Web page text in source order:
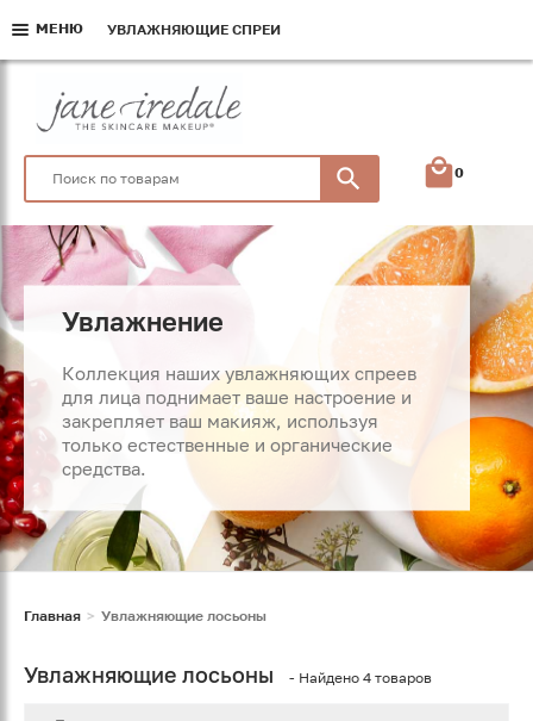
0
Увлажнение
Коллекция наших увлажняющих спреев
для лица поднимает ваше настроение и
закрепляет ваш макияж, используя
только естественные и органические
средства.
Главная Увлажняющие лосьоны
Увлажняющие лосьоны - Найдено 4 товаров
МЕНЮ УВЛАЖНЯЮЩИЕ СПРЕИ
МЕНЮ УВЛАЖНЯЮЩИЕ СПРЕИ
МЕНЮ УВЛАЖНЯЮЩИЕ СПРЕИ